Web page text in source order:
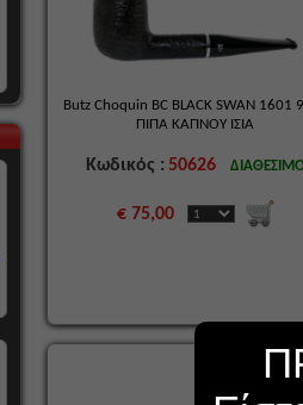
Butz Choquin BC BLACK SWAN 1601
ΠΙΠΑ ΚΑΠΝΟΥ ΙΣΙΑ
Κωδικός : 50626
€ 75,00